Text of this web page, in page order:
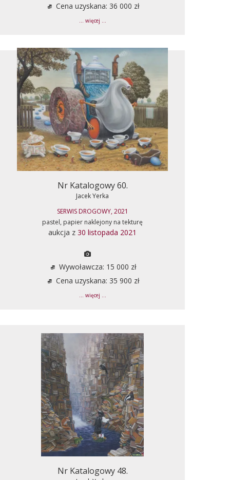
Cena uzyskana: 36 000 zł
... więcej ...
Nr Katalogowy 60.
Jacek Yerka
SERWIS DROGOWY, 2021
pastel, papier naklejony na tekturę
aukcja z 30 listopada 2021
Wywoławcza: 15 000 zł
Cena uzyskana: 35 900 zł
... więcej ...
Nr Katalogowy 48.